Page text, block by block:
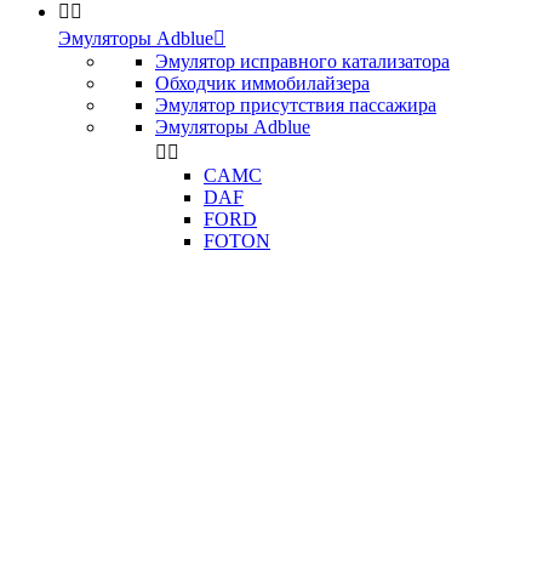
 
Эмуляторы Adblue
Эмулятор исправного катализатора
Обходчик иммобилайзера
Эмулятор присутствия пассажира
Эмуляторы Adblue
 
CAMC
DAF
FORD
FOTON